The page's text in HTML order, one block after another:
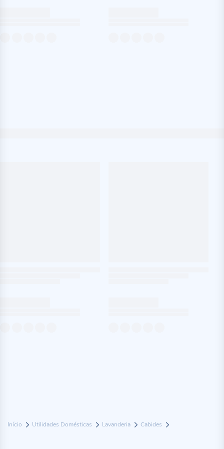
Início Utilidades Domésticas Lavanderia Cabides